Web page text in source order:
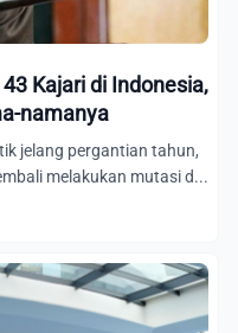
Kajari di Indonesia,
namanya
jelang pergantian tahun,
melakukan mutasi d...